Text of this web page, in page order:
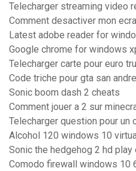
Telecharger streaming video
Comment desactiver mon
Latest adobe reader for
Google chrome for windows
Telecharger carte pour euro
Code triche pour gta san
Sonic boom dash 2 cheats
Comment jouer a 2 sur
Telecharger question pour un
Alcohol 120 windows 10
Sonic the hedgehog 2 hd play
Comodo firewall windows 10